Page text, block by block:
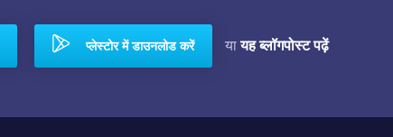
प्लेस्टोर में डाउनलोड करें यायह ब्लॉगपोस्ट पढ़ें